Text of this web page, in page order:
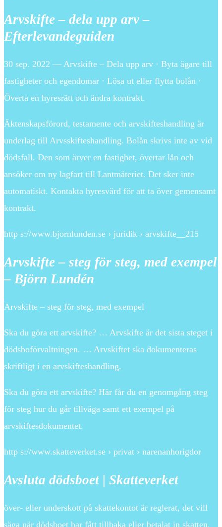
Arvskifte – dela upp arv –
Efterlevandeguiden
30 sep. 2022 — Arvskifte – Dela upp arv · Byta ägare till
fastigheter och egendomar · Lösa ut eller flytta bolån ·
Överta en hyresrätt och ändra kontrakt.
Äktenskapsförord, testamente och arvskifteshandling är
underlag till Arvsskifteshandling. Bolån skrivs inte av vid
dödsfall. Den som ärver en fastighet, övertar lån och
ansöker om ny lagfart till Lantmäteriet. Det sker inte
automatiskt. Kontakta hyresvärd för att ta över gemensamt
kontrakt.
http s://www.bjornlunden.se › juridik › arvskifte__215
Arvskifte – steg för steg, med exempel
– Björn Lundén
Arvskifte – steg för steg, med exempel
Ska du göra ett arvskifte? … Arvskifte är det sista steget i
dödsboförvaltningen. … Arvskiftet ska dokumenteras
skriftligt i en arvskifteshandling.
Ska du göra ett arvskifte? Här får du en genomgång steg
för steg hur du går tillväga samt ett exempel på
arvskiftesdokumentet.
http s://www.skatteverket.se › privat › narenanhorigdor
Avsluta dödsboet | Skatteverket
över- eller underskott på skattekontot är reglerat, det vill
säga när dödsboet har fått tillbaka eller betalat in skatten.